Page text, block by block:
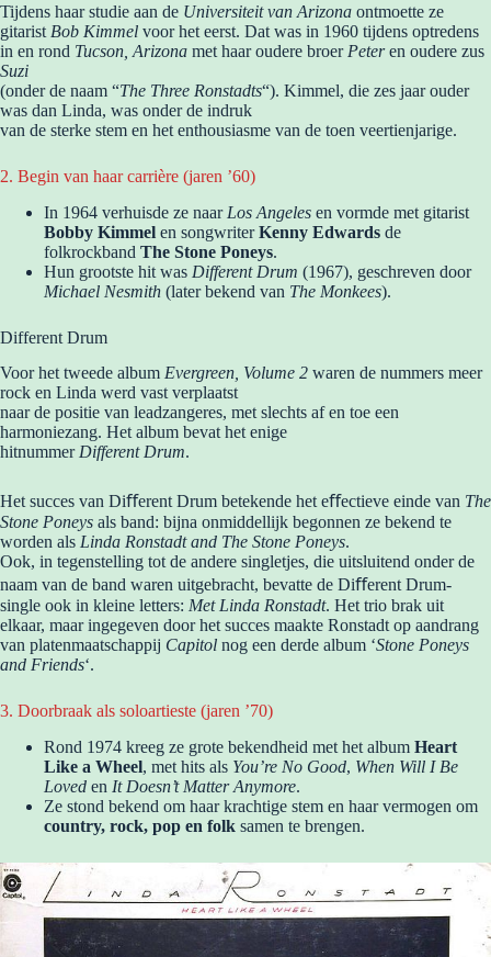
Tijdens haar studie aan de Universiteit van Arizona ontmoette ze
gitarist Bob Kimmel voor het eerst. Dat was in 1960 tijdens optredens
in en rond Tucson, Arizona met haar oudere broer Peteren oudere zus
Suzi
(onder de naam “The Three Ronstadts“). Kimmel, die zes jaar ouder
was dan Linda, was onder de indruk
van de sterke stem en het enthousiasme van de toen veertienjarige.
2. Begin van haar carrière (jaren ’60)
In 1964 verhuisde ze naar Los Angeles en vormde met gitarist
Bobby Kimmel en songwriterKenny Edwards de
folkrockband The Stone Poneys.
Hun grootste hit was Different Drum (1967), geschreven door
Michael Nesmith (later bekend van The Monkees).
Different Drum
Voor het tweede album Evergreen, Volume 2 waren de nummers meer
rock en Linda werd vast verplaatst
naar de positie van leadzangeres, met slechts af en toe een
harmoniezang. Het album bevat het enige
hitnummerDifferent Drum.
Het succes van Diﬀerent Drum betekende het eﬀectieve einde van The
Stone Poneys als band: bijna onmiddellijk begonnen ze bekend te
worden als Linda Ronstadt and The Stone Poneys.
Ook, in tegenstelling tot de andere singletjes, die uitsluitend onder de
naam van de band waren uitgebracht, bevatte de Diﬀerent Drum-
single ook in kleine letters: Met Linda Ronstadt. Het trio brak uit
elkaar, maar ingegeven door het succes maakte Ronstadt op aandrang
van platenmaatschappij Capitol nog een derde album ‘Stone Poneys
and Friends‘.
3. Doorbraak als soloartieste (jaren ’70)
Rond 1974 kreeg ze grote bekendheid met het album Heart
Like a Wheel, met hits als You’re No Good, When Will I Be
Loved en It Doesn’t Matter Anymore.
Ze stond bekend om haar krachtige stem en haar vermogen om
country, rock, pop en folk samen te brengen.